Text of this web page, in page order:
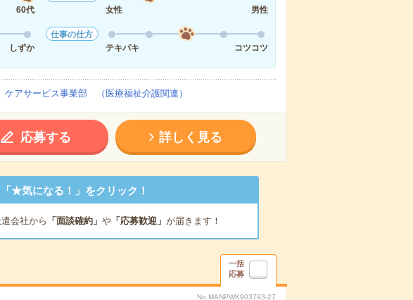
60代
女性
男性
しずか
仕事の仕方
テキパキ
コツコツ
アサービス事業部 （医療福祉介護関連）
応募する 詳しく見る
★気になる！」をクリック！
会社から 「面談確約」 や「応募歓迎」 が届きます！
一括
応募
No.MANPWK903793-27